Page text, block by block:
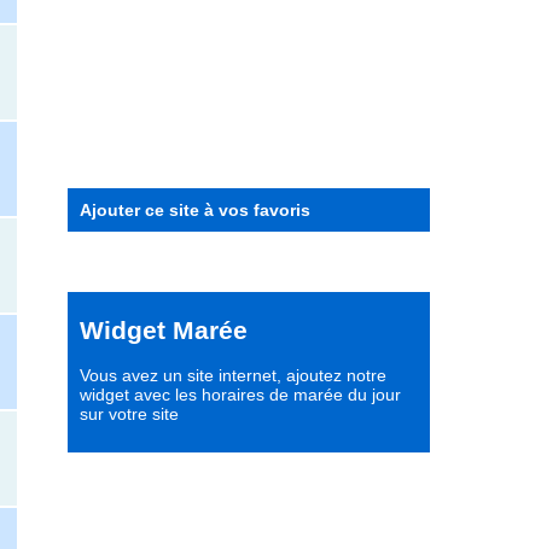
Ajouter ce site à vos favoris
Widget Marée
Vous avez un site internet, ajoutez notre
widget avec les horaires de marée du jour
sur votre site